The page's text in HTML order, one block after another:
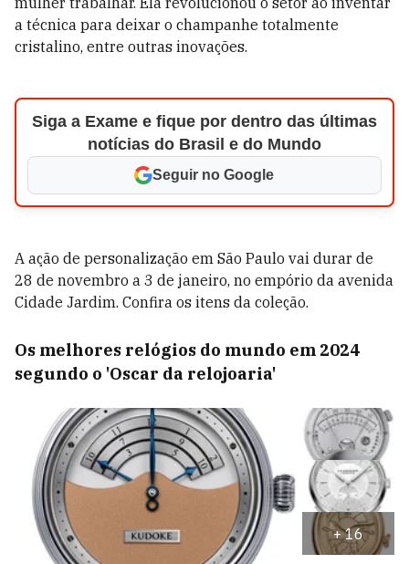
a técnica para deixar o champanhe totalmente
cristalino, entre outras inovações.
Siga a Exame e fique por dentro das últimas
notícias do Brasil e do Mundo
Seguir no Google
A ação de personalização em São Paulo vai durar de
28 de novembro a 3 de janeiro, no empório da avenida
Cidade Jardim. Confira os itens da coleção.
Os melhores relógios do mundo em 2024
segundo o 'Oscar da relojoaria'
+16